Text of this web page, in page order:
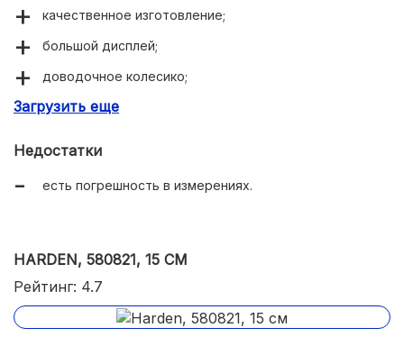
качественное изготовление;
большой дисплей;
доводочное колесико;
доступная цена.
Загрузить еще
Недостатки
есть погрешность в измерениях.
HARDEN, 580821, 15 СМ
Рейтинг: 4.7